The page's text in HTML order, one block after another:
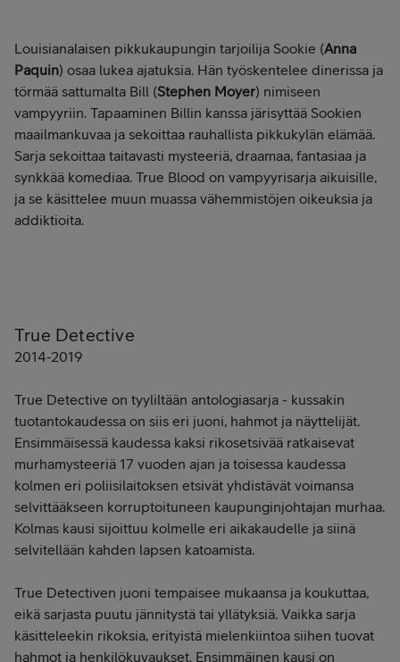
Louisianalaisen pikkukaupungin tarjoilija Sookie (Anna
Paquin) osaa lukea ajatuksia. Hän työskentelee dinerissa ja
törmää sattumalta Bill (Stephen Moyer) nimiseen
vampyyriin. Tapaaminen Billin kanssa järisyttää Sookien
maailmankuvaa ja sekoittaa rauhallista pikkukylän elämää.
Sarja sekoittaa taitavasti mysteeriä, draamaa, fantasiaa ja
synkkää komediaa. True Blood on vampyyrisarja aikuisille,
ja se käsittelee muun muassa vähemmistöjen oikeuksia ja
addiktioita.
True Detective
2014-2019
True Detective on tyyliltään antologiasarja - kussakin
tuotantokaudessa on siis eri juoni, hahmot ja näyttelijät.
Ensimmäisessä kaudessa kaksi rikosetsivää ratkaisevat
murhamysteeriä 17 vuoden ajan ja toisessa kaudessa
kolmen eri poliisilaitoksen etsivät yhdistävät voimansa
selvittääkseen korruptoituneen kaupunginjohtajan murhaa.
Kolmas kausi sijoittuu kolmelle eri aikakaudelle ja siinä
selvitellään kahden lapsen katoamista.
True Detectiven juoni tempaisee mukaansa ja koukuttaa,
eikä sarjasta puutu jännitystä tai yllätyksiä. Vaikka sarja
käsitteleekin rikoksia, erityistä mielenkiintoa siihen tuovat
hahmot ja henkilökuvaukset. Ensimmäinen kausi on